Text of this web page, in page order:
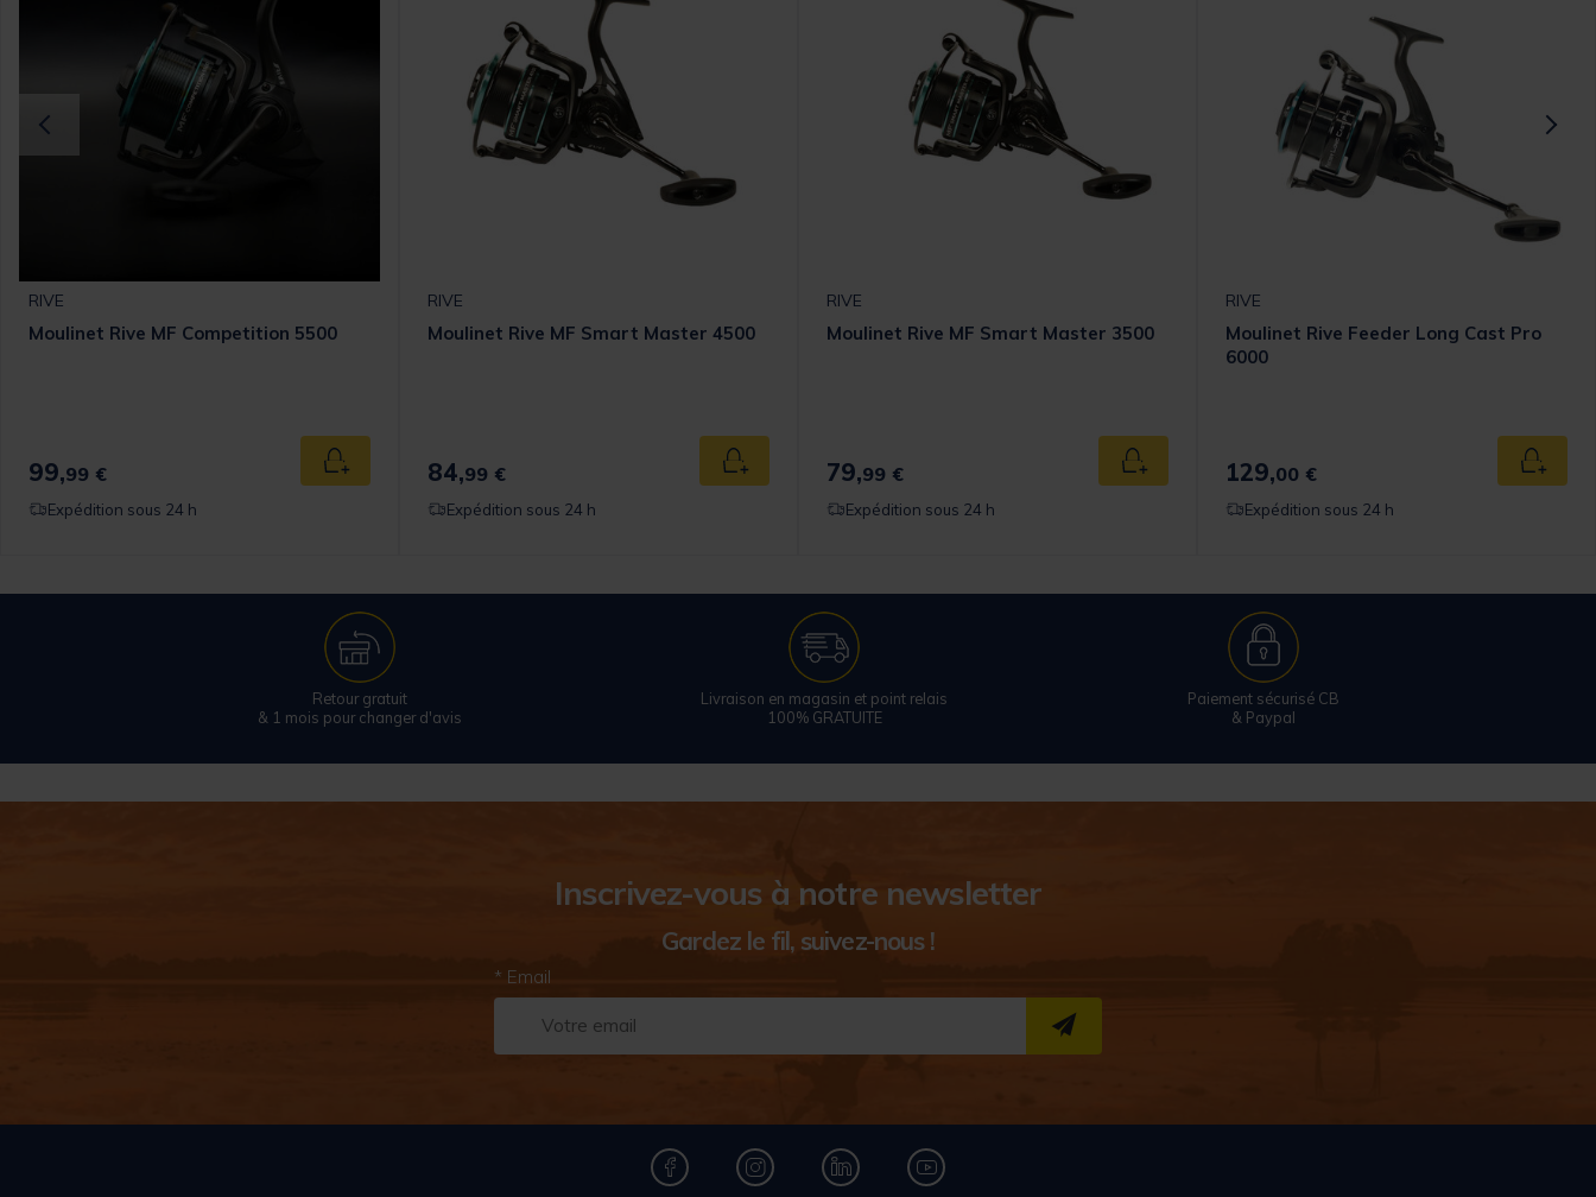
panier
RIVE
Moulinet Rive MF Competition 5500
99,99 € Ajouter au panier
Expédition sous 24 h
RIVE
Moulinet Rive MF Smart Master 4500
84,99 € Ajouter au panier
Expédition sous 24 h
RIVE
Moulinet Rive MF Smart Master 3500
79,99 € Ajouter au panier
Expédition sous 24 h
RIVE
Moulinet Rive Feeder Long Cast Pro
6000
129,00 € Ajouter
Expédition sous 24 h
Retour gratuit
& 1 mois pour changer d'avis
Livraison en magasin et point relais
100% GRATUITE
Paiement sécurisé CB
& Paypal
Inscrivez-vous à notre newsletter
Gardez le fil, suivez-nous !
* Email
S''INSCRIRE